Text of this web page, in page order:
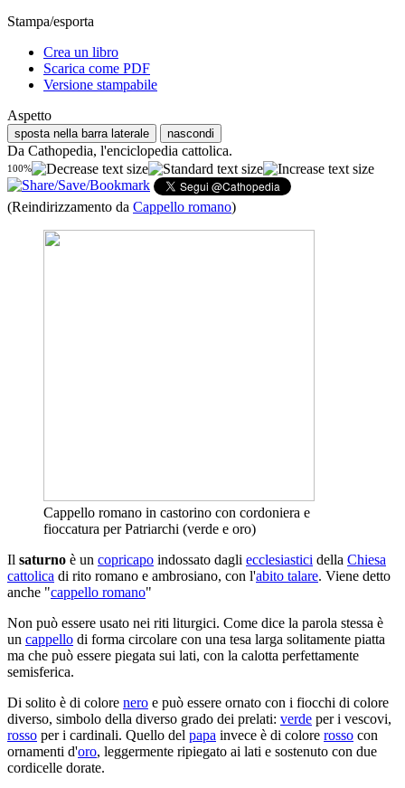
Stampa/esporta
Crea un libro
Scarica come PDF
Versione stampabile
Aspetto
sposta nella barra laterale nascondi
Da Cathopedia, l'enciclopedia cattolica.
100%
(Reindirizzamento da Cappello romano)
Cappello romano in castorino con cordoniera e
fioccatura per Patriarchi (verde e oro)
Il saturno è un copricapo indossato dagli ecclesiastici della Chiesa
cattolica di rito romano e ambrosiano, con l'abito talare. Viene detto
anche "cappello romano"
Non può essere usato nei riti liturgici. Come dice la parola stessa è
un cappello di forma circolare con una tesa larga solitamente piatta
ma che può essere piegata sui lati, con la calotta perfettamente
semisferica.
Di solito è di colore nero e può essere ornato con i fiocchi di colore
diverso, simbolo della diverso grado dei prelati: verde per i vescovi,
rosso per i cardinali. Quello del papa invece è di colore rosso con
ornamenti d'oro, leggermente ripiegato ai lati e sostenuto con due
cordicelle dorate.